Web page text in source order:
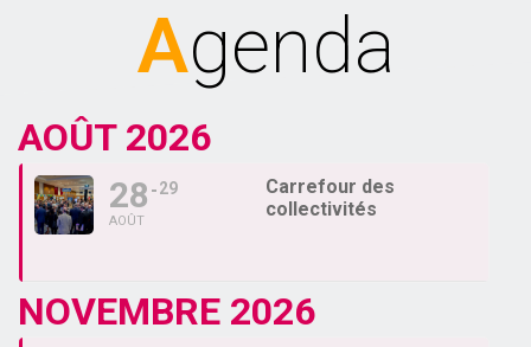
Agenda
AOÛT 2026
28
AOÛT
29
Carrefour des
collectivités
NOVEMBRE 2026